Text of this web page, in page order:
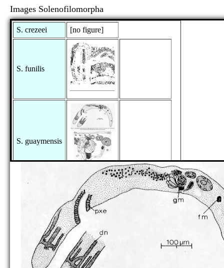
Images Solenofilomorpha
S. crezeei [no figure]
S. funilis
S. guaymensis